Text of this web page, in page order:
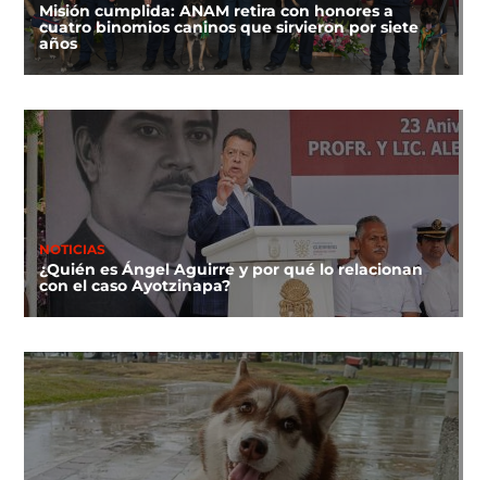
Misión cumplida: ANAM retira con honores a
cuatro binomios caninos que sirvieron por siete
años
NOTICIAS
¿Quién es Ángel Aguirre y por qué lo relacionan
con el caso Ayotzinapa?